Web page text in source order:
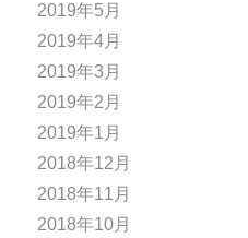
2019年5月
2019年4月
2019年3月
2019年2月
2019年1月
2018年12月
2018年11月
2018年10月